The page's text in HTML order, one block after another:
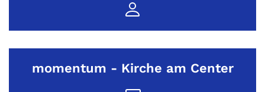
momentum - Kirche am Center